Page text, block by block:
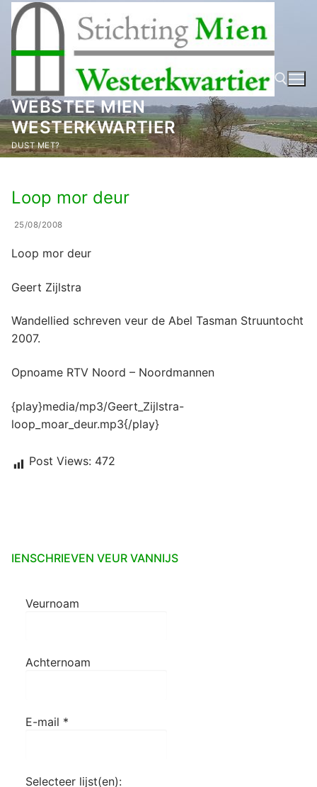
naar
inhoud
WEBSTEE MIEN
WESTERKWARTIER
DUST MET? Zoeken naar:
Loop mor deur
25/08/2008
Loop mor deur
Geert Zijlstra
Wandellied schreven veur de Abel Tasman Struuntocht
2007.
Opnoame RTV Noord – Noordmannen
{play}media/mp3/Geert_Zijlstra-
loop_moar_deur.mp3{/play}
Post Views: 472
IENSCHRIEVEN VEUR VANNIJS
Veurnoam
Achternoam
E-mail *
Selecteer lijst(en):